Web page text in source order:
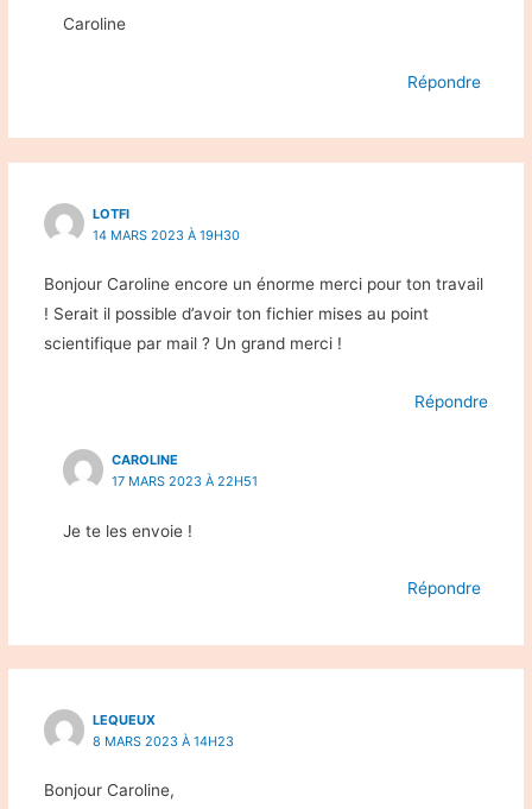
Caroline
Répondre
LOTFI
14 MARS 2023 À 19H30
Bonjour Caroline encore un énorme merci pour ton travail
! Serait il possible d’avoir ton fichier mises au point
scientifique par mail ? Un grand merci !
Répondre
CAROLINE
17 MARS 2023 À 22H51
Je te les envoie !
Répondre
LEQUEUX
8 MARS 2023 À 14H23
Bonjour Caroline,